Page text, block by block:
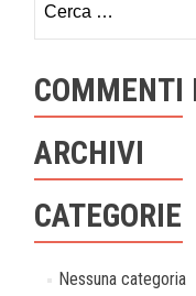
per:
COMMENTI
ARCHIVI
CATEGORIE
Nessuna categoria